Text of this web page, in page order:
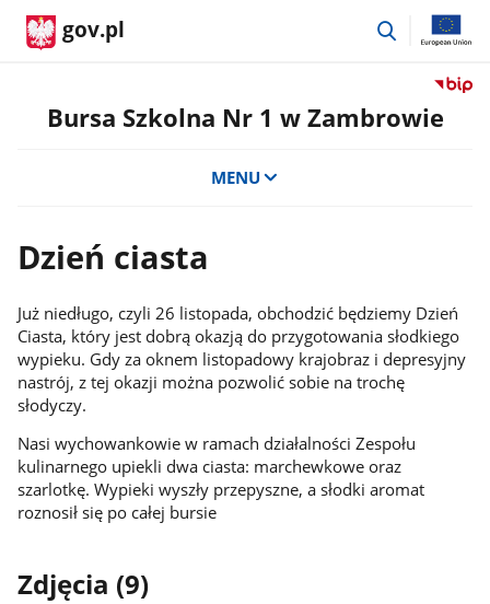
gov.pl
przejdź
Przejdź
do
w
Bursa Szkolna Nr 1 w Zambrowie
MENU
Dzień ciasta
Już niedługo, czyli 26 listopada, obchodzić będziemy Dzień
Ciasta, który jest dobrą okazją do przygotowania słodkiego
wypieku. Gdy za oknem listopadowy krajobraz i depresyjny
nastrój, z tej okazji można pozwolić sobie na trochę
słodyczy.
Nasi wychowankowie w ramach działalności Zespołu
kulinarnego upiekli dwa ciasta: marchewkowe oraz
szarlotkę. Wypieki wyszły przepyszne, a słodki aromat
roznosił się po całej bursie
Zdjęcia (9)